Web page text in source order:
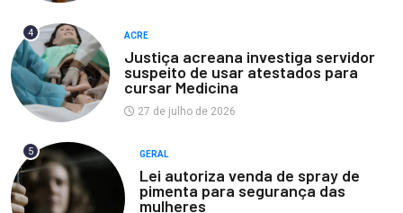
4 ACRE
Justiça acreana investiga servidor
suspeito de usar atestados para
cursar Medicina
27 de julho de 2026
5 GERAL
Lei autoriza venda de spray de
pimenta para segurança das
mulheres